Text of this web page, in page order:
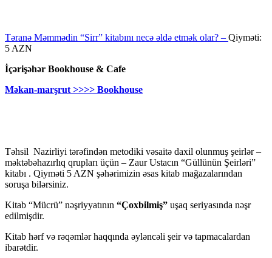
Təranə Məmmədin “Sirr” kitabını necə əldə etmək olar? – Qiyməti:
5 AZN
İçərişəhər Bookhouse & Cafe
Məkan-marşrut >>>> Bookhouse
Təhsil Nazirliyi tərəfindən metodiki vəsaitə daxil olunmuş şeirlər –
məktəbəhazırlıq qrupları üçün – Zaur Ustacın “Güllünün Şeirləri”
kitabı . Qiyməti 5 AZN şəhərimizin əsas kitab mağazalarından
soruşa bilərsiniz.
Kitab “Mücrü” nəşriyyatının “Çoxbilmiş” uşaq seriyasında nəşr
edilmişdir.
Kitab hərf və rəqəmlər haqqında əyləncəli şeir və tapmacalardan
ibarətdir.